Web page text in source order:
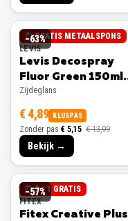
−63%
GRATIS METAALSPONS
LEVIS
Levis Decospray
Fluor Green 150ml
Zijdeglans
Zijdeglans
€ 4,89 KLUSPAS
Zonder pas € 5,15 € 13,99
Bekijk →
−57%
3 + 1 GRATIS
FITEX
Fitex Creative Plus